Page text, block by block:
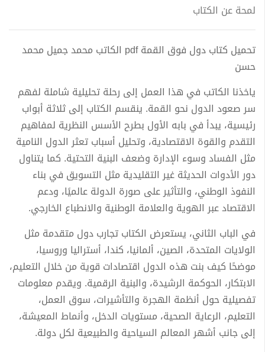
لمحة عن الكتاب
تحميل كتاب دول فوق القمة pdf الكاتب محمد جميل محمد
حسن
ياخذنا الكاتب في هذا العمل إلى رحلة تحليلية شاملة لفهم
سر صعود الدول نحو القمة. ينقسم الكتاب إلى ثلاثة أبواب
رئيسية، يبدأ في بابه الأول بطرح الأسس النظرية لمفاهيم
التقدم والقوة الاقتصادية، وتحليل أسباب تعثر الدول النامية
مثل الفساد وسوء الإدارة وضعف البنية التحتية. كما يتناول
دور الأدوات الحديثة غير التقليدية مثل التسويق في بناء
النفوذ الوطني، والتأثير على صورة الدولة عالميًا، ودعم
الاقتصاد عبر الهوية والعلامة الوطنية والانطباع الخارجي.
في الباب الثاني، يستعرض الكتاب تجارب دول متقدمة مثل
الولايات المتحدة، الصين، ألمانيا، كندا، أستراليا وروسيا،
موضحًا كيف بنت هذه الدول اقتصادات قوية من خلال التعليم،
الابتكار، الحوكمة الرشيدة، والبنية الرقمية. ويقدم معلومات
تفصيلية حول أنظمة الهجرة والتأشيرات، سوق العمل،
التعليم، الرعاية الصحية، مستويات الدخل، وأنماط المعيشة،
إلى جانب أشهر المعالم السياحية والطبيعية لكل دولة.